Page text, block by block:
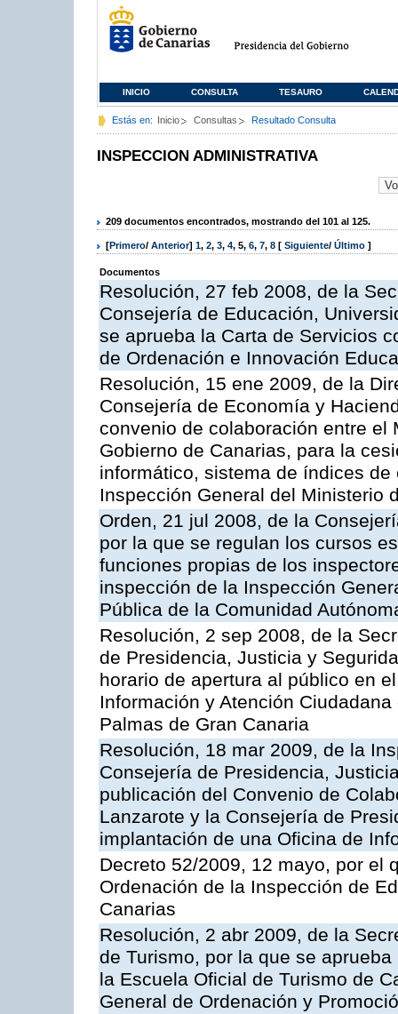
INICIO CONSULTA TESAURO
Estás en: Inicio Consultas Resultado Consulta
INSPECCION ADMINISTRATIVA
209 documentos encontrados, mostrando del 101 al 125.
[Primero/ Anterior] 1, 2, 3, 4, 5, 6, 7, 8 [ Siguiente/ Último ]
Documentos
Resolución, 27 feb 2008, de la
Consejería de Educación,
se aprueba la Carta de Servicios
de Ordenación e Innovación
Resolución, 15 ene 2009, de la
Consejería de Economía y
convenio de colaboración entre
Gobierno de Canarias, para la
informático, sistema de índices
Inspección General del Ministerio
Orden, 21 jul 2008, de la
por la que se regulan los cursos
funciones propias de los
inspección de la Inspección
Pública de la Comunidad
Resolución, 2 sep 2008, de la
de Presidencia, Justicia y
horario de apertura al público en
Información y Atención
Palmas de Gran Canaria
Resolución, 18 mar 2009, de la
Consejería de Presidencia,
publicación del Convenio de
Lanzarote y la Consejería de
implantación de una Oficina de
Decreto 52/2009, 12 mayo, por el
Ordenación de la Inspección de
Canarias
Resolución, 2 abr 2009, de la
de Turismo, por la que se
la Escuela Oficial de Turismo de
General de Ordenación y